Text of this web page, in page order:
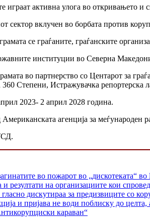
играат активна улога во откривањето и
сектор вклучен во борбата против
се граѓаните, граѓанските
институции во Северна
во партнерство со Центарот за
Степени, Истражувачка репортерска
2023- 2 април 2028 година.
агенција за
во пожарот во „дискотеката“
резултати на организациите кои
дискутираа за предизвиците со
и пријава не води поблиску до
караван“